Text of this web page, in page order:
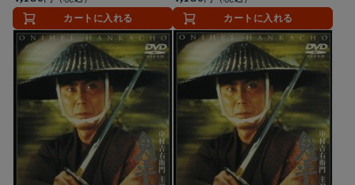
カートに入れる
カートに入れる